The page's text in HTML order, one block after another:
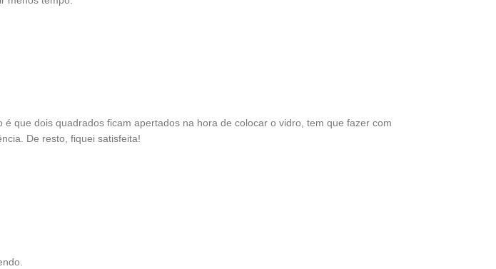
que dois quadrados ficam apertados na hora de colocar o vidro, tem que fazer com
De resto, fiquei satisfeita!